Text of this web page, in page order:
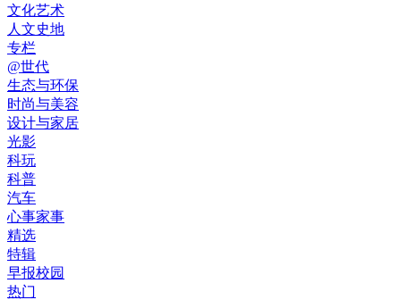
文化艺术
人文史地
专栏
@世代
生态与环保
时尚与美容
设计与家居
光影
科玩
科普
汽车
心事家事
精选
特辑
早报校园
热门